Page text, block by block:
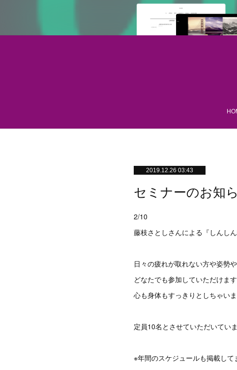
2019.12.26 03:43
セミナーのお知
2/10
藤枝さとしさんによる『しんし
日々の疲れが取れない方や姿勢
どなたでも参加していただけます
心も身体もすっきりとしちゃい
定員10名とさせていただいてい
※年間のスケジュールも掲載し